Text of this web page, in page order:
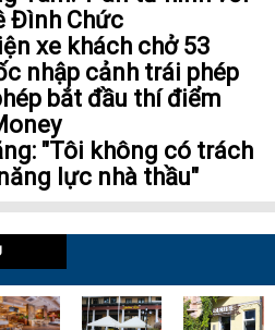
Đình Chức
xe khách chở 53
nhập cảnh trái phép
bắt đầu thí điểm
"Tôi không có trách
lực nhà thầu"